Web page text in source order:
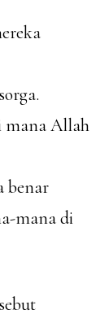
mana Allah
benar
mana di